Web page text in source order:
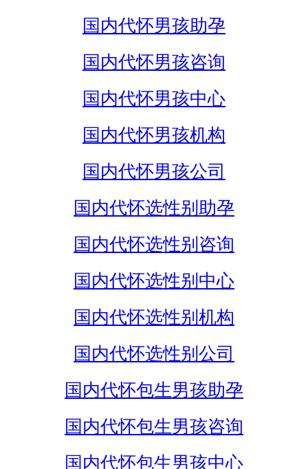
国内代怀男孩助孕
国内代怀男孩咨询
国内代怀男孩中心
国内代怀男孩机构
国内代怀男孩公司
国内代怀选性别助孕
国内代怀选性别咨询
国内代怀选性别中心
国内代怀选性别机构
国内代怀选性别公司
国内代怀包生男孩助孕
国内代怀包生男孩咨询
国内代怀包生男孩中心